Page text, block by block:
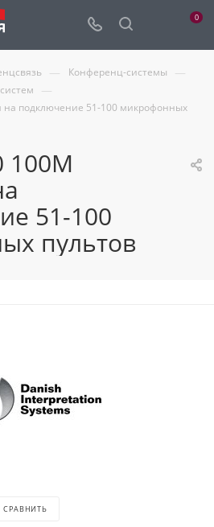
0
— Конференц-системы —
—
на подключение 51-100 микрофонных
100M
51-100
пультов
СРАВНИТЬ